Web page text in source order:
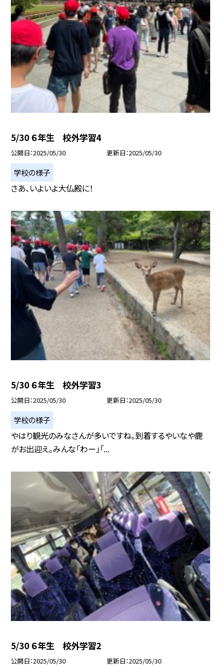
5/30 ６年生 校外学習4
公開日 2025/05/30 更新日 2025/05/30
学校の様子
さあ、いよいよ大仏殿に！
5/30 ６年生 校外学習3
公開日 2025/05/30 更新日 2025/05/30
学校の様子
やはり観光のみなさんが多いですね。到着するやいなや鹿
がお出迎え。みんな「わー」「...
5/30 ６年生 校外学習2
公開日 2025/05/30 更新日 2025/05/30